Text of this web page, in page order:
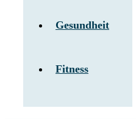
Gesundheit
Fitness